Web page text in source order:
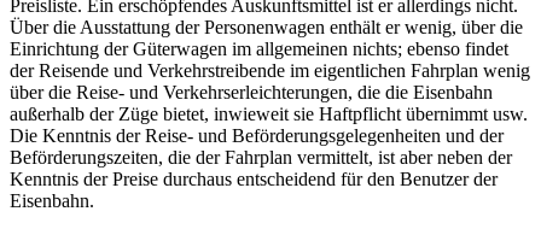
Preisliste. Ein erschöpfendes Auskunftsmittel ist er allerdings nicht.
Über die Ausstattung der Personenwagen enthält er wenig, über die
Einrichtung der Güterwagen im allgemeinen nichts; ebenso findet
der Reisende und Verkehrstreibende im eigentlichen Fahrplan wenig
über die Reise- und Verkehrserleichterungen, die die Eisenbahn
außerhalb der Züge bietet, inwieweit sie Haftpflicht übernimmt usw.
Die Kenntnis der Reise- und Beförderungsgelegenheiten und der
Beförderungszeiten, die der Fahrplan vermittelt, ist aber neben der
Kenntnis der Preise durchaus entscheidend für den Benutzer der
Eisenbahn.